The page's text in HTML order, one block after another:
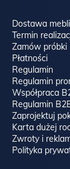
Dostawa
Termin
Zamów próbki
Płatności
Regulamin
Regulamin
Współpraca
Regulamin
Zaprojektuj
Karta dużej
Zwroty i
Polityka